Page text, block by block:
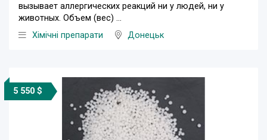
вызывает аллергических реакций ни у людей, ни у
животных. Объем (вес) ...
Хімічні препарати
Донецьк
5 550 $